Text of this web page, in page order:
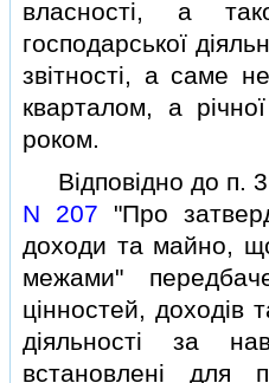
власностi, а
господарської
звiтностi, а саме
кварталом, а
роком.
Вiдповiдно до п.
N 207 "Про
доходи та майно,
межами"
цiнностей, доходiв
дiяльностi за
встановленi для